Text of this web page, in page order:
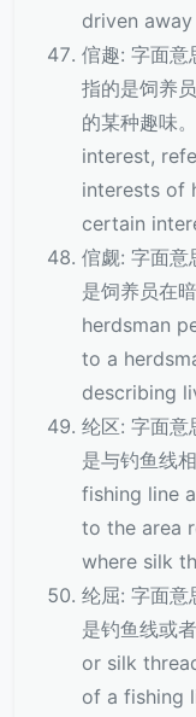
driven
倌趣: 字面意
指的是饲养
的某种趣味
interest,
interests of
certain
倌觑: 字面意
是饲养员在
herdsman
to a
describing
纶区: 字面意
是与钓鱼线
fishing line
to the area
where silk
纶屈: 字面意
是钓鱼线或
or silk
of a fishing